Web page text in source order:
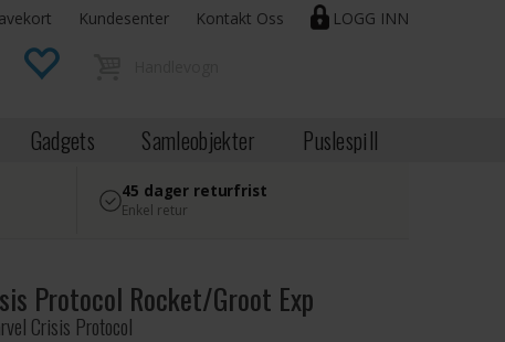
LOGG INN
Kundesenter Kontakt Oss
Gadgets Samleobjekter Puslespill
45 dager returfrist
Enkel retur
Protocol Rocket/Groot Exp
Crisis Protocol